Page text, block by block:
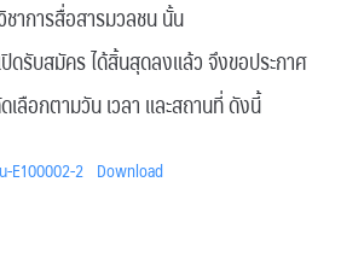
าการสื่อสารมวลชน นั้น
ดรับสมัคร ได้สิ้นสุดลงแล้ว จึงขอประกาศ
ลือกตามวัน เวลา และสถานที่ ดังนี้
-E100002-2 Download